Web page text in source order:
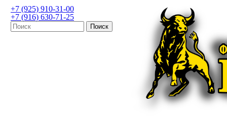
+7 (925) 910-31-00
+7 (916) 630-71-25